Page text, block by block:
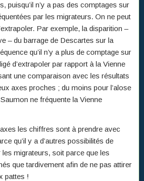
puisqu’il n’y a pas des comptages sur
par les migrateurs. On ne peut
Par exemple, la disparition –
– du barrage de Descartes sur la
qu’il n’y a plus de comptage sur
d’extrapoler par rapport à la Vienne
une comparaison avec les résultats
axes proches ; du moins pour l’alose
ne fréquente la Vienne
les chiffres sont à prendre avec
qu’il y a d’autres possibilités de
migrateurs, soit parce que les
que tardivement afin de ne pas attirer
pattes !